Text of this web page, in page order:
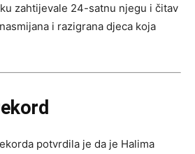
zahtijevale 24-satnu njegu i čitav
i razigrana djeca koja
potvrdila je da je Halima